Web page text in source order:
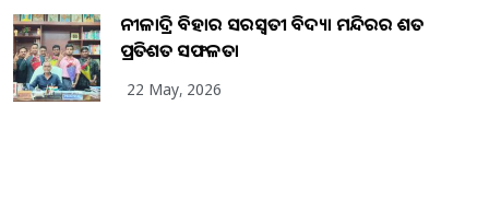
ନୀଳାଦ୍ରି ବିହାର ସରସ୍ୱତୀ ବିଦ୍ୟା ମନ୍ଦିରର ଶତ
ପ୍ରତିଶତ ସଫଳତା
22 May, 2026